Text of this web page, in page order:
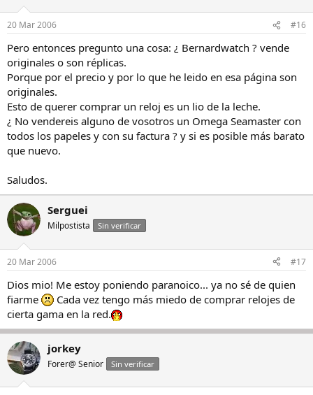
20 Mar 2006 #16
Pero entonces pregunto una cosa: ¿ Bernardwatch ? vende
originales o son réplicas.
Porque por el precio y por lo que he leido en esa página son
originales.
Esto de querer comprar un reloj es un lio de la leche.
¿ No vendereis alguno de vosotros un Omega Seamaster con
todos los papeles y con su factura ? y si es posible más barato
que nuevo.
Saludos.
Serguei
Milpostista Sin verificar
20 Mar 2006 #17
Dios mio! Me estoy poniendo paranoico... ya no sé de quien
fiarme
Cada vez tengo más miedo de comprar relojes de
cierta gama en la red.
jorkey
Forer@ Senior Sin verificar